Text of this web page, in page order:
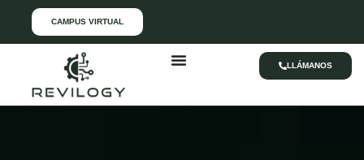
CAMPUS VIRTUAL
LLÁMANOS